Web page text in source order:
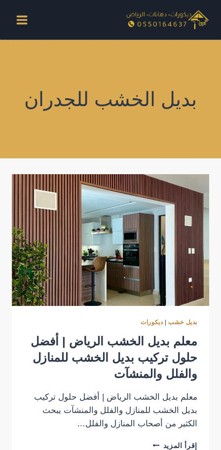
بديل الخشب للجدران
بديل خشب| ديكورات
معلم بديل الخشب الرياض | أفضل
حلول تركيب بديل الخشب للمنازل
والفلل والمنشآت
معلم بديل الخشب الرياض | أفضل حلول تركيب
بديل الخشب للمنازل والفلل والمنشآت يبحث
الكثير من أصحاب المنازل والفلل…
إقرأ المزيد معلم